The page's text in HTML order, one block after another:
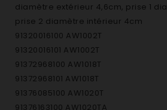
diamètre extérieur 4,6cm, prise 1
prise 2 diamètre intérieur 4cm
91320016100 AW1002T
91320016101 AW1002T
91372968100 AW1018T
91372968101 AW1018T
91376085100 AW1020T
91376163100 AW1020TA